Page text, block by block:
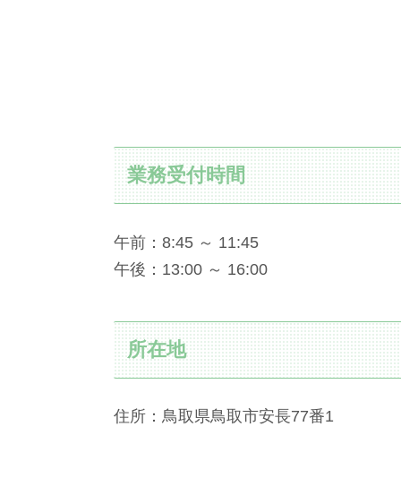
業務受付時間
午前：8:45 ～ 11:45
午後：13:00 ～ 16:00
所在地
住所：鳥取県鳥取市安長77番1